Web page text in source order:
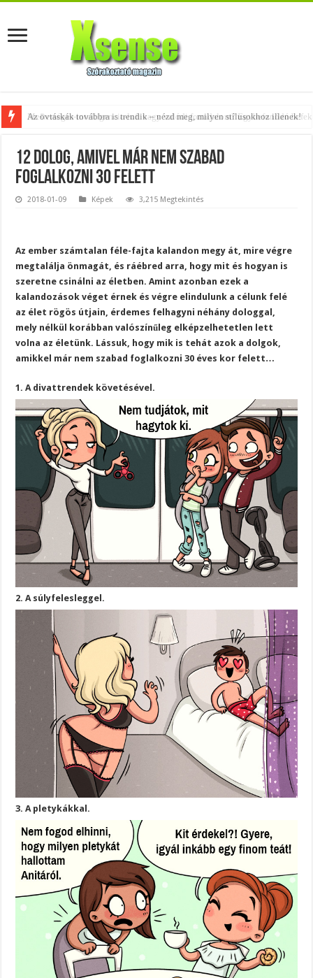
Az övtáskák továbbra is trendik – nézd meg, milyen stílusokhoz illenek!
12 dolog, amivel már nem szabad
foglalkozni 30 felett
2018-01-09 Képek 3,215 Megtekintés
Az ember számtalan féle-fajta kalandon megy át, mire végre
megtalálja önmagát, és ráébred arra, hogy mit és hogyan is
szeretne csinálni az életben. Amint azonban ezek a
kalandozások véget érnek és végre elindulunk a célunk felé
az élet rögös útjain, érdemes felhagyni néhány dologgal,
mely nélkül korábban valószínűleg elképzelhetetlen lett
volna az életünk. Lássuk, hogy mik is tehát azok a dolgok,
amikkel már nem szabad foglalkozni 30 éves kor felett…
1. A divattrendek követésével.
2. A súlyfelesleggel.
3. A pletykákkal.